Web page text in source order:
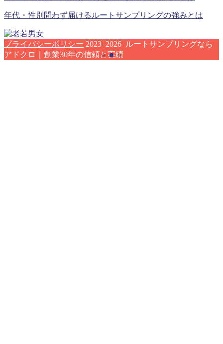
年代・性別問わず届けるルートサンプリングの強みとは
プライバシーポリシー 2023–2026 ルートサンプリングなら
アドクロ｜創業30年の信頼と実績